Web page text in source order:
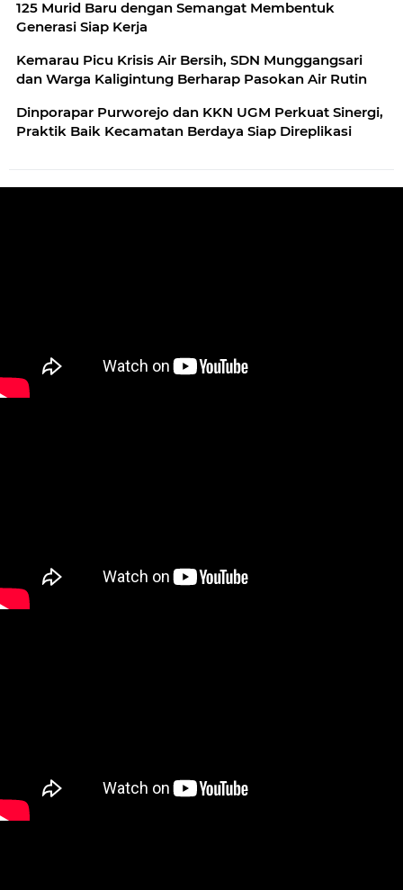
125 Murid Baru dengan Semangat Membentuk
Generasi Siap Kerja
Kemarau Picu Krisis Air Bersih, SDN Munggangsari
dan Warga Kaligintung Berharap Pasokan Air Rutin
Dinporapar Purworejo dan KKN UGM Perkuat Sinergi,
Praktik Baik Kecamatan Berdaya Siap Direplikasi